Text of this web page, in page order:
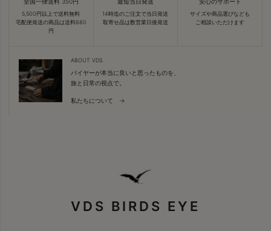
5,500円以上で送料無料
宅配便発送の商品は送料880
円
14時迄のご注文で当日発送
取寄せ品は数営業日後発送
サイズや商品選びなども
ご相談いただけます
ABOUT VDS
バイヤーが本当に良いと思ったものを、
旅と日常の視点で。
私たちについて →
VDS BIRDS EYE